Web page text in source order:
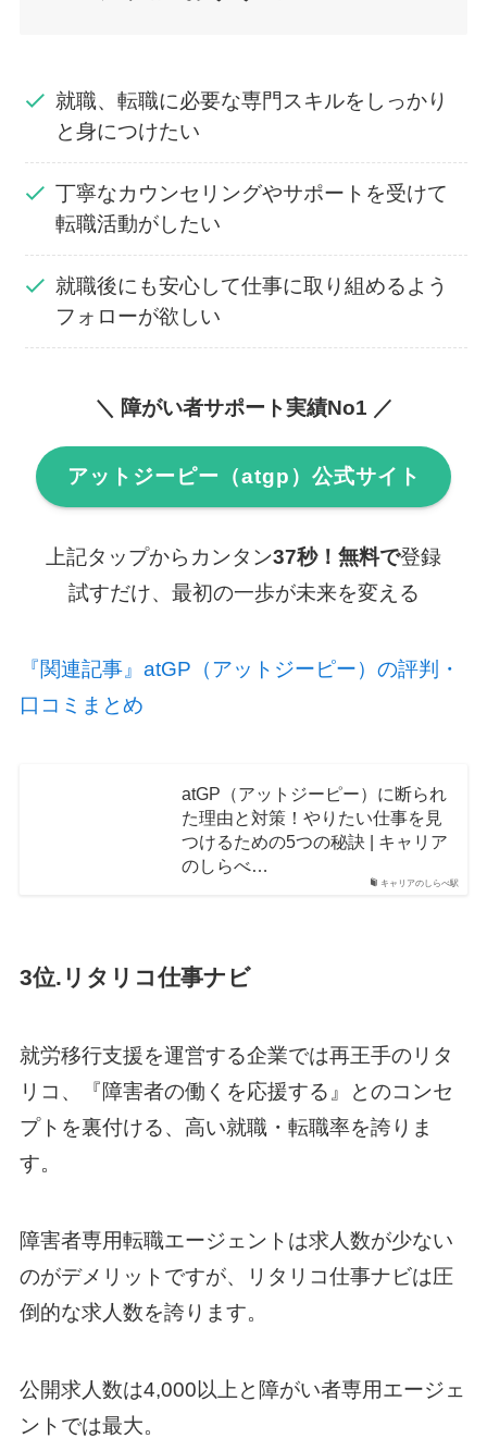
就職、転職に必要な専門スキルをしっかり
と身につけたい
丁寧なカウンセリングやサポートを受けて
転職活動がしたい
就職後にも安心して仕事に取り組めるよう
フォローが欲しい
＼ 障がい者サポート実績No1 ／
アットジーピー（atgp）公式サイト
上記タップからカンタン37秒！無料で登録
試すだけ、最初の一歩が未来を変える
『関連記事』atGP（アットジーピー）の評判・
口コミまとめ
キャリアのしらべ駅
atGP（アットジーピー）に断られ
た理由と対策！やりたい仕事を見
つけるための5つの秘訣 | キャリア
のしらべ…
3位.リタリコ仕事ナビ
就労移行支援を運営する企業では再王手のリタ
リコ、『障害者の働くを応援する』とのコンセ
プトを裏付ける、高い就職・転職率を誇りま
す。
障害者専用転職エージェントは求人数が少ない
のがデメリットですが、リタリコ仕事ナビは圧
倒的な求人数を誇ります。
公開求人数は4,000以上と障がい者専用エージェ
ントでは最大。